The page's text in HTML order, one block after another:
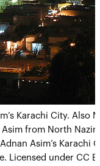
Karachi City. Also
Asim from North
Asim’s Karachi
Licensed under CC